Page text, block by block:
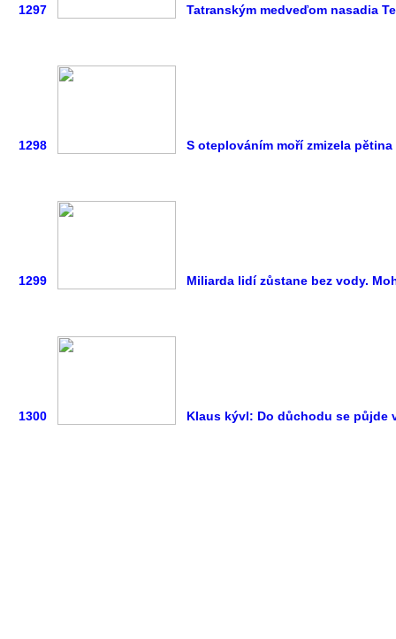
1297 Tatranským medveďom nasadia
1298 S oteplováním moří zmizela
1299 Miliarda lidí zůstane bez vody.
1300 Klaus kývl: Do důchodu se půjde